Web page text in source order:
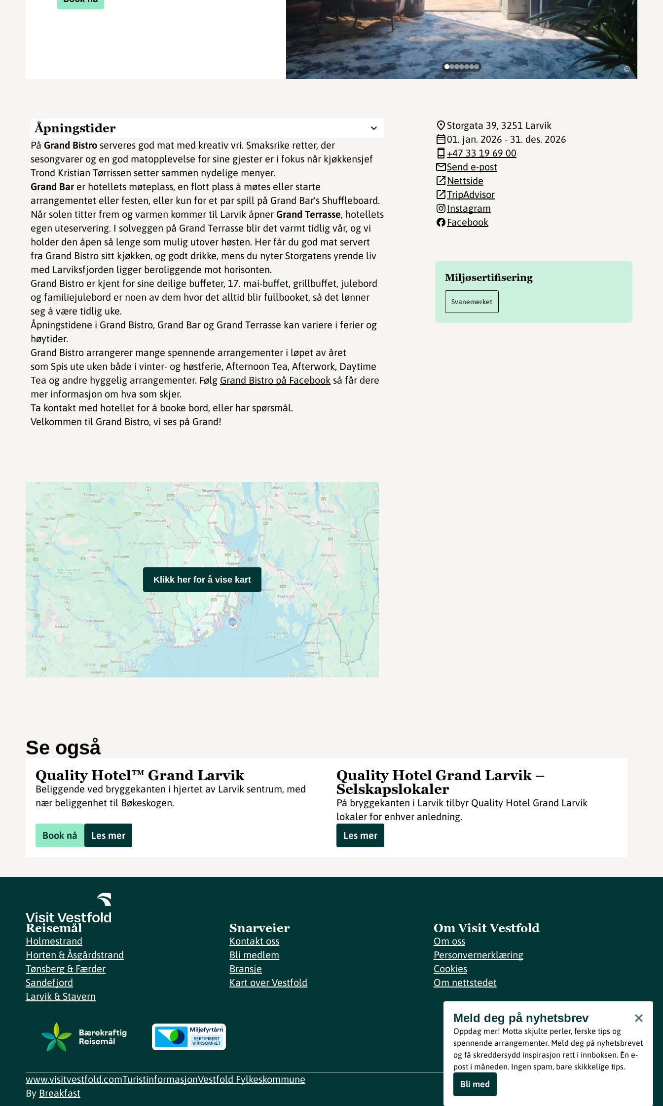
©
Åpningstider
På Grand Bistro serveres god mat med kreativ vri. Smaksrike retter, der
sesongvarer og en god matopplevelse for sine gjester er i fokus når kjøkkensjef
Trond Kristian Tørrissen setter sammen nydelige menyer.
Grand Bar er hotellets møteplass, en flott plass å møtes eller starte
arrangementet eller festen, eller kun for et par spill på Grand Bar's Shuffleboard.
Når solen titter frem og varmen kommer til Larvik åpner Grand Terrasse, hotellets
egen uteservering. I solveggen på Grand Terrasse blir det varmt tidlig vår, og vi
holder den åpen så lenge som mulig utover høsten. Her får du god mat servert
fra Grand Bistro sitt kjøkken, og godt drikke, mens du nyter Storgatens yrende liv
med Larviksfjorden ligger beroliggende mot horisonten.
Grand Bistro er kjent for sine deilige buffeter, 17. mai-buffet, grillbuffet, julebord
og familiejulebord er noen av dem hvor det alltid blir fullbooket, så det lønner
seg å være tidlig uke.
Åpningstidene i Grand Bistro, Grand Bar og Grand Terrasse kan variere i ferier og
høytider.
Grand Bistro arrangerer mange spennende arrangementer i løpet av året
som Spis ute uken både i vinter- og høstferie, Afternoon Tea, Afterwork, Daytime
Tea og andre hyggelig arrangementer. Følg Grand Bistro på Facebook så får dere
mer informasjon om hva som skjer.
Ta kontakt med hotellet for å booke bord, eller har spørsmål.
Velkommen til Grand Bistro, vi ses på Grand!
Storgata 39, 3251 Larvik
01. jan. 2026 - 31. des. 2026
+47 33 19 69 00
Send e-post
Nettside
TripAdvisor
Instagram
Facebook
Miljøsertifisering
Svanemerket
Klikk her for å vise kart
Se også
Quality Hotel™ Grand Larvik
Beliggende ved bryggekanten i hjertet av Larvik sentrum, med
nær beliggenhet til Bøkeskogen.
Book nå Les mer
Quality Hotel Grand Larvik –
Selskapslokaler
På bryggekanten i Larvik tilbyr Quality Hotel Grand Larvik
lokaler for enhver anledning.
Les mer
Reisemål
Holmestrand
Horten & Åsgårdstrand
Tønsberg & Færder
Sandefjord
Larvik & Stavern
Snarveier
Kontakt oss
Bli medlem
Bransje
Kart over Vestfold
Om Visit Vestfold
Om oss
Personvernerklæring
Cookies
Om nettstedet
Meld deg på nyhetsbrev
Bli med
Ved å melde deg inn godtar du våre vilkår i henhold til vår
personvernerklæring.
Meld deg på nyhetsbrev
Oppdag mer! Motta skjulte perler, ferske tips og
spennende arrangementer. Meld deg på nyhetsbrevet
og få skreddersydd inspirasjon rett i innboksen. Én e-
post i måneden. Ingen spam, bare skikkelige tips.
Bli med
www.visitvestfold.comTuristinformasjonVestfold Fylkeskommune
By Breakfast